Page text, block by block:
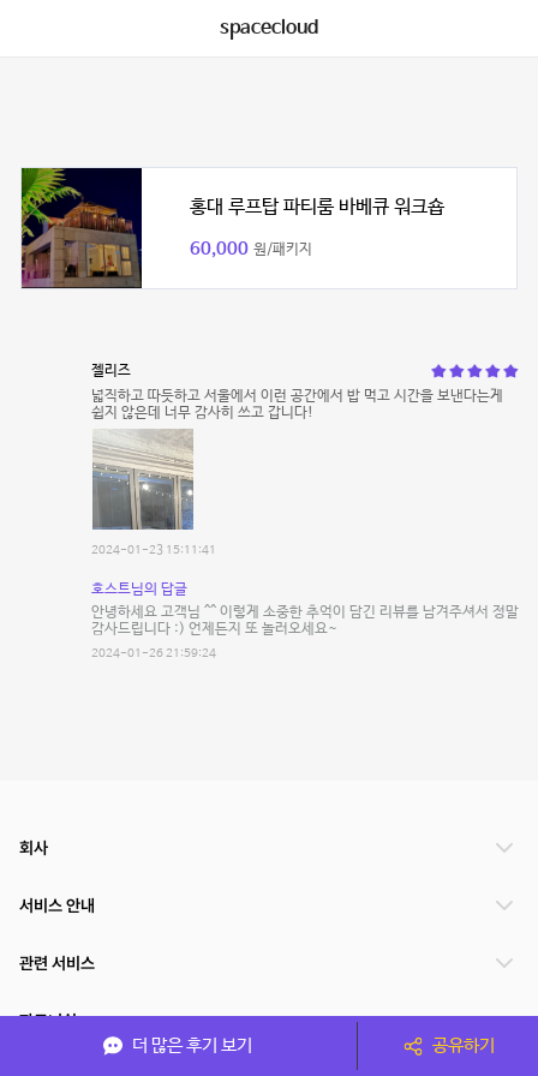
spacecloud
홍대 루프탑 파티룸 바베큐 워크숍
60,000 원/패키지
젤리즈
넓직하고 따듯하고 서울에서 이런 공간에서 밥 먹고 시간을 보낸다는게
쉽지 않은데 너무 감사히 쓰고 갑니다!
2024-01-23 15:11:41
호스트님의 답글
안녕하세요 고객님 ^^ 이렇게 소중한 추억이 담긴 리뷰를 남겨주셔서 정말
감사드립니다 :) 언제든지 또 놀러오세요~
2024-01-26 21:59:24
더 많은 후기 보기 공유하기
회사
서비스 안내
관련 서비스
파트너쉽